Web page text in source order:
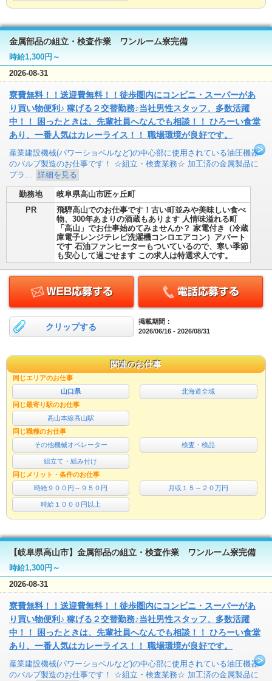
金属部品の組立・検査作業 ワンルーム寮完備
時給1,300円～
2026-08-31
寮費無料！！送迎費無料！！徒歩圏内にコンビニ・スーパーがあ
り買い物便利♪ 稼げる２交替勤務♪当社男性スタッフ、多数活躍
中！！ 困ったときは、先輩社員へなんでも相談！！ ひろーい食堂
あり、一番人気はカレーライス！！ 職場環境が良好です。
産業建設機械(パワーショベルなど)の中心部に使用されている油圧機器
のバルブ製造のお仕事です！ ☆組立・検査業務☆ 加工済の金属製品に
プラ…
詳細を見る
勤務地
岐阜県高山市匠ヶ丘町
PR
飛騨高山でのお仕事です！古い町並みや美味しい食べ
物、300年あまりの酒蔵もあります 人情味溢れる町
「高山」でお仕事始めてみませんか？ 家電付き（冷蔵
庫電子レンジテレビ洗濯機コンロエアコン）アパート
です 石油ファンヒーターもついているので、寒い季節
も安心して過ごせます この求人は特選求人です。
クリップする
掲載期間：
2026/06/16 - 2026/08/31
関連のお仕事
同じエリアのお仕事
山口県
北海道全域
同じ最寄り駅のお仕事
高山本線高山駅
同じ職種のお仕事
その他機械オペレーター
検査・検品
組立て・組み付け
同じメリット・条件のお仕事
時給９００円～９５０円
月収１５～２０万円
時給１０００円以上
【岐阜県高山市】金属部品の組立・検査作業 ワンルーム寮完備
時給1,300円～
2026-08-31
寮費無料！！送迎費無料！！徒歩圏内にコンビニ・スーパーがあ
り買い物便利♪ 稼げる２交替勤務♪当社男性スタッフ、多数活躍
中！！ 困ったときは、先輩社員へなんでも相談！！ ひろーい食堂
あり、一番人気はカレーライス！！ 職場環境が良好です。
産業建設機械(パワーショベルなど)の中心部に使用されている油圧機器
のバルブ製造のお仕事です！ ☆組立・検査業務☆ 加工済の金属製品に